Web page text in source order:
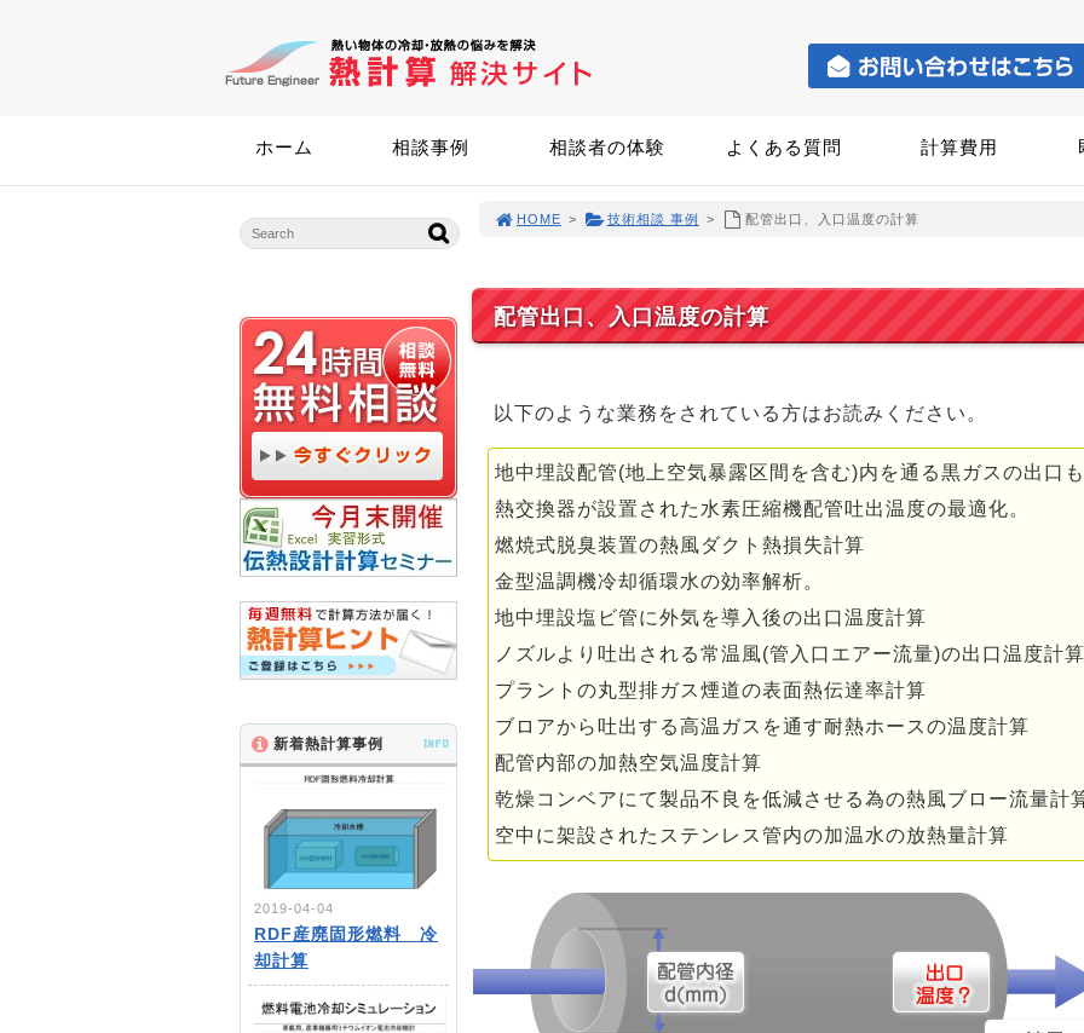
ホーム 相談事例 相談者の体験 よくある質問 計算費用
HOME > 技術相談 事例 > 配管出口、入口温度の計算
配管出口、入口温度の計算
以下のような業務をされている方はお読みください。
地中埋設配管(地上空気暴露区間を含む)内を通る黒ガスの出口
熱交換器が設置された水素圧縮機配管吐出温度の最適化。
燃焼式脱臭装置の熱風ダクト熱損失計算
金型温調機冷却循環水の効率解析。
地中埋設塩ビ管に外気を導入後の出口温度計算
ノズルより吐出される常温風(管入口エアー流量)の出口温度計算
プラントの丸型排ガス煙道の表面熱伝達率計算
ブロアから吐出する高温ガスを通す耐熱ホースの温度計算
配管内部の加熱空気温度計算
乾燥コンベアにて製品不良を低減させる為の熱風ブロー流量計
空中に架設されたステンレス管内の加温水の放熱量計算
新着熱計算事例 INFO
2019-04-04
RDF産廃固形燃料 冷
却計算